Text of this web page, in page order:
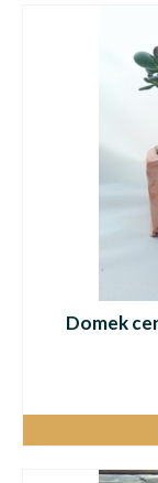
Domek